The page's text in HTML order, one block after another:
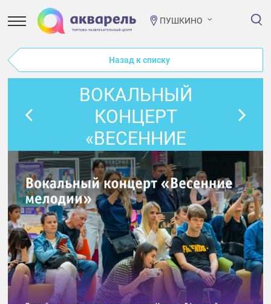
ПУШКИНО
Назад к списку
ВОКАЛЬНЫЙ
КОНЦЕРТ
«ВЕСЕННИЕ
МЕЛОДИИ»